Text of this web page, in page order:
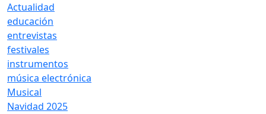
Actualidad
educación
entrevistas
festivales
instrumentos
música electrónica
Musical
Navidad 2025